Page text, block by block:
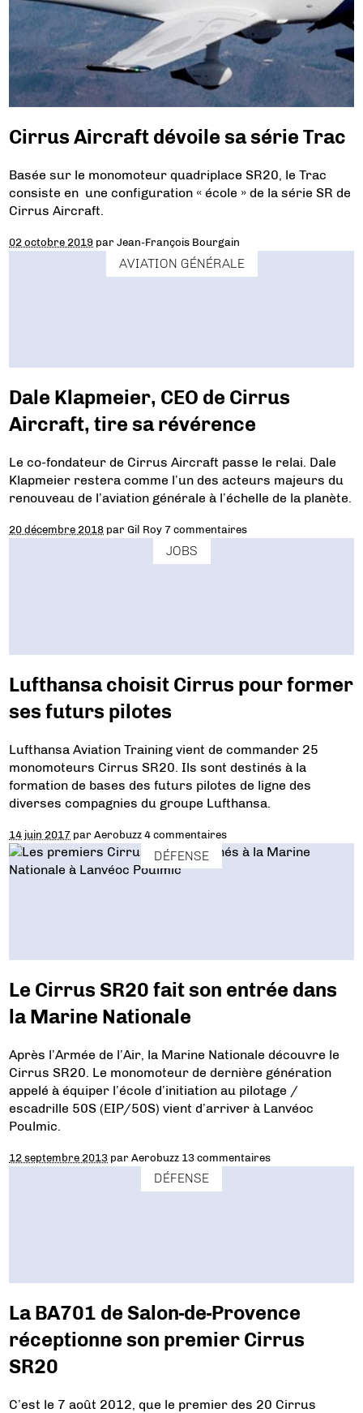
Cirrus Aircraft dévoile sa série Trac
Basée sur le monomoteur quadriplace SR20, le Trac
consiste en une configuration « école » de la série SR de
Cirrus Aircraft.
02 octobre 2019 parJean-François Bourgain
AVIATION GÉNÉRALE
Dale Klapmeier, CEO de Cirrus
Aircraft, tire sa révérence
Le co-fondateur de Cirrus Aircraft passe le relai. Dale
Klapmeier restera comme l’un des acteurs majeurs du
renouveau de l’aviation générale à l’échelle de la planète.
20 décembre 2018 parGil Roy 7 commentaires
JOBS
Lufthansa choisit Cirrus pour former
ses futurs pilotes
Lufthansa Aviation Training vient de commander 25
monomoteurs Cirrus SR20. Ils sont destinés à la
formation de bases des futurs pilotes de ligne des
diverses compagnies du groupe Lufthansa.
14 juin 2017 parAerobuzz 4 commentaires
DÉFENSE
Le Cirrus SR20 fait son entrée dans
la Marine Nationale
Après l’Armée de l’Air, la Marine Nationale découvre le
Cirrus SR20. Le monomoteur de dernière génération
appelé à équiper l’école d’initiation au pilotage /
escadrille 50S (EIP/50S) vient d’arriver à Lanvéoc
Poulmic.
12 septembre 2013 parAerobuzz 13 commentaires
DÉFENSE
La BA701 de Salon-de-Provence
réceptionne son premier Cirrus
SR20
C’est le 7 août 2012, que le premier des 20 Cirrus